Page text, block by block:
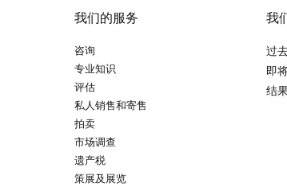
我们的服务
咨询
专业知识
评估
私人销售和寄售
拍卖
市场调查
遗产税
策展及展览
我
过
即
结